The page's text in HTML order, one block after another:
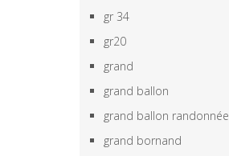
gr 34
gr20
grand
grand ballon
grand ballon randonnée
grand bornand